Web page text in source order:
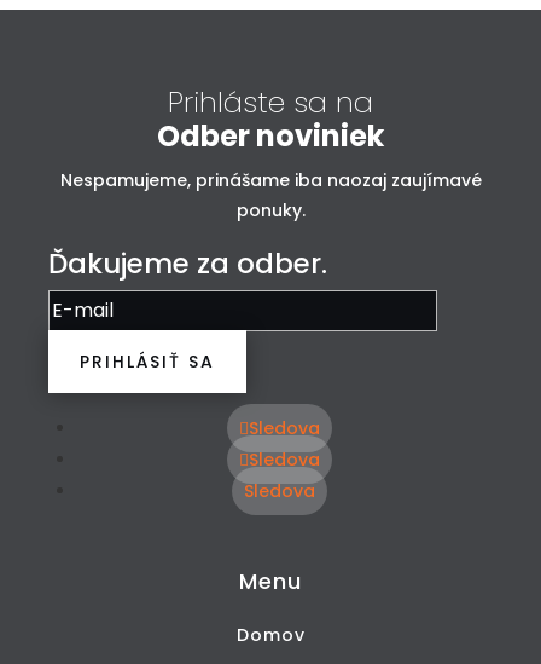
Prihláste sa na
Odber noviniek
Nespamujeme, prinášame iba naozaj zaujímavé
ponuky.
Ďakujeme za odber.
PRIHLÁSIŤ SA
Sledova
Sledova
Sledova
Menu
Domov